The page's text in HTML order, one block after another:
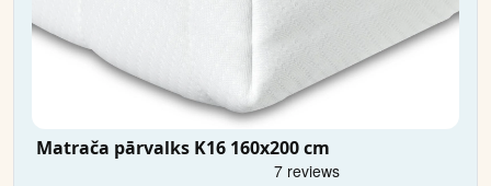
Matrača pārvalks K16 160x200 cm